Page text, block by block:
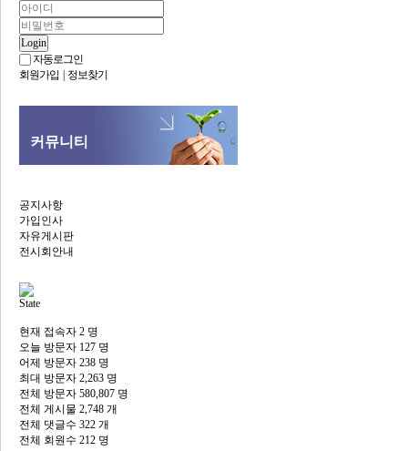
Login
자동로그인
회원가입 | 정보찾기
커뮤니티
공지사항
가입인사
자유게시판
전시회안내
State
현재 접속자 2 명
오늘 방문자 127 명
어제 방문자 238 명
최대 방문자 2,263 명
전체 방문자 580,807 명
전체 게시물 2,748 개
전체 댓글수 322 개
전체 회원수 212 명